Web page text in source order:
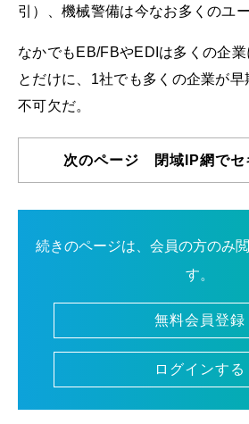
引）、機械警備は今なお多くのユ
なかでもEB/FBやEDIは多くの企
とだけに、1社でも多くの企業が
不可欠だ。
次のページ 閉域IP網でセ
続きのページは、会員の方のみ
す。
無料会員登録
ログインする